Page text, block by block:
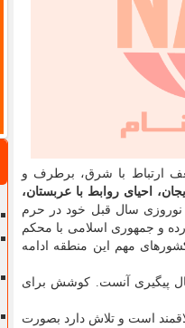
ارتباط با شرق، برطرف و
احیای روابط با عربستان،
نوروزی سال قبل خود در حرم
و جمهوری اسلامی با محکم
مهم این منطقه ادامه
پیگیری آنست. کوشش برای
است و تلاش دارد بصورت